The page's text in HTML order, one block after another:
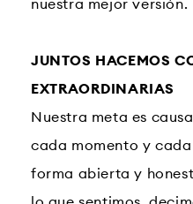
nuestra mejor versión.
JUNTOS HACEMOS
EXTRAORDINARIAS
Nuestra meta es
cada momento y
forma abierta y